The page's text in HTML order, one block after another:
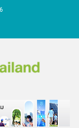
วิตกับ